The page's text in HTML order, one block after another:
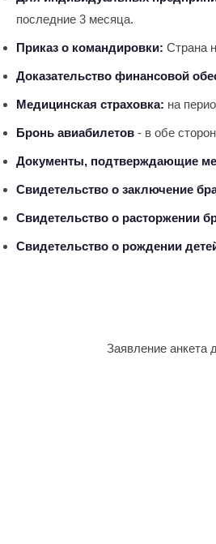
последние 3 месяца.
Приказ о командировки: Страна
Доказательство финансовой
Медицинская страховка: на
Бронь авиабилетов - в обе
Документы, подтверждающие
Свидетельство о заключение
Свидетельство о расторжении
Свидетельство о рождении
Заявление анкета